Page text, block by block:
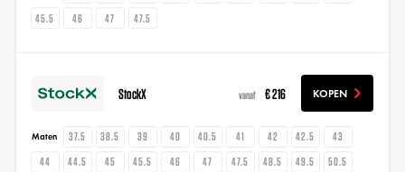
45.5
46 47 47.5
StockX vanaf € 216 KOPEN
Maten 37.5 38.5 39 40 40.5 41 42 42.5
43
44
44.5 45 45.5 46 47 47.5 48.5 49.5 50.5